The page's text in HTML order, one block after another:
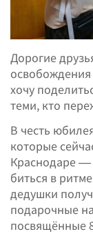
Дорогие
хочу
теми, кто
В честь
которые
Краснодаре —
биться в
дедушки
подарочные
посвящённые